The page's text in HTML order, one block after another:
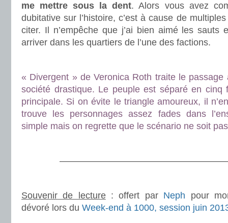
me mettre sous la dent. Alors vous avez
dubitative sur l’histoire, c’est à cause de
citer. Il n’empêche que j’ai bien aimé les sauts
arriver dans les quartiers de l’une des factions.
« Divergent » de Veronica Roth traite le
société drastique. Le peuple est séparé en cinq
principale. Si on évite le triangle amoureux, il
trouve les personnages assez fades dans
simple mais on regrette que le scénario ne soit
Souvenir de lecture: offert par Neph pour
dévoré lors du Week-end à 1000, session juin